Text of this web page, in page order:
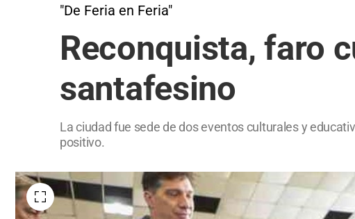
"De Feria en Feria"
Reconquista, faro
santafesino
La ciudad fue sede de dos eventos culturales y
positivo.